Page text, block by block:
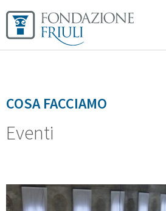
COSA FACCIAMO
Eventi